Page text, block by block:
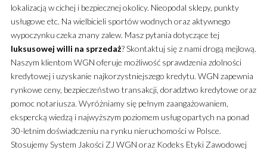
lokalizacją w cichej i bezpiecznej okolicy. Nieopodal sklepy, punkty
usługowe etc. Na wielbicieli sportów wodnych oraz aktywnego
wypoczynku czeka znany zalew. Masz pytania dotyczące tej
luksusowej willi na sprzedaż? Skontaktuj się z nami drogą mejlową.
Naszym klientom WGN oferuje możliwość sprawdzenia zdolności
kredytowej i uzyskanie najkorzystniejszego kredytu. WGN zapewnia
rynkowe ceny, bezpieczeństwo transakcji, doradztwo kredytowe oraz
pomoc notariusza. Wyróżniamy się pełnym zaangażowaniem,
ekspercką wiedzą i najwyższym poziomem usług opartych na ponad
30-letnim doświadczeniu na rynku nieruchomości w Polsce.
Stosujemy System Jakości ZJ WGN oraz Kodeks Etyki Zawodowej